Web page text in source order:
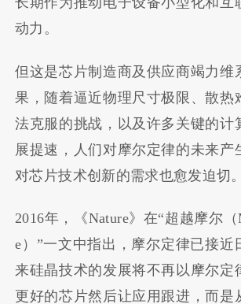
动力。
但这是芯片制造商及供应商竭力维
果，随着逼近物理尺寸极限、散热
法克服的挑战，以及许多关键的计
展提速，人们对摩尔定律的未来产
对芯片技术创新的需求也愈发迫切。
2016年，《Nature》在“超越摩尔
e）”一文中指出，摩尔定律已接近
来硅晶技术的发展将不再以摩尔定
更好的芯片然后让应用跟进，而是